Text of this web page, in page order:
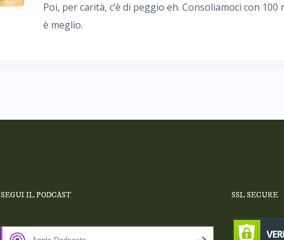
Poi, per carità, c’è di peggio eh. Consoliamoci con
è meglio.
SEGUI IL PODCAST SSL SECURE